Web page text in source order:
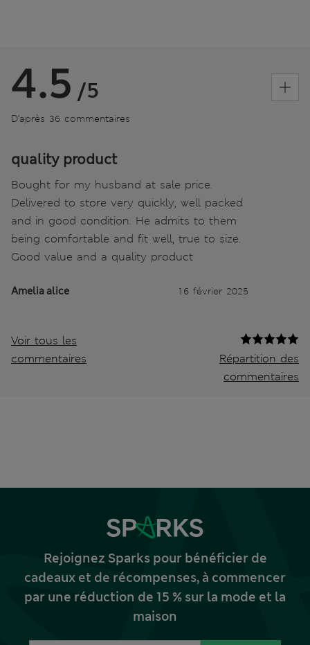
4.5 /5
D’après 36 commentaires
quality product
Bought for my husband at sale price.
Delivered to store very quickly, well packed
and in good condition. He admits to them
being comfortable and fit well, true to size.
Good value and a quality product
Amelia alice 16 février 2025
Voir tous les
commentaires
Répartition des
commentaires
Rejoignez Sparks pour bénéficier de
cadeaux et de récompenses, à commencer
par une réduction de 15 % sur la mode et la
maison